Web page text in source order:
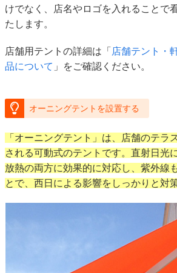
けでなく、店名やロゴを入れることで
たします。
店舗用テントの詳細は「 店舗テント・
品について 」をご確認ください。
オーニングテントを設置する
「オーニングテント」は、店舗のテラ
される可動式のテントです。直射日光
放熱の両方に効果的に対応し、紫外線
とで、西日による影響をしっかりと対